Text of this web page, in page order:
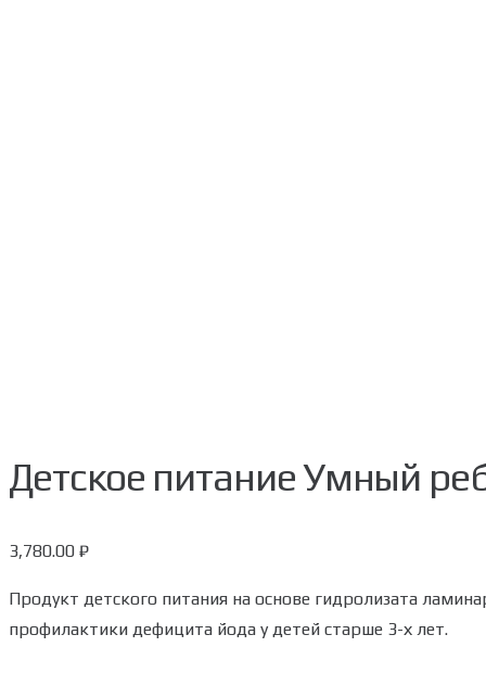
Детское питание Умный
3,780.00 ₽
Продукт детского питания на основе гидролизата
профилактики дефицита йода у детей старше 3-х лет.